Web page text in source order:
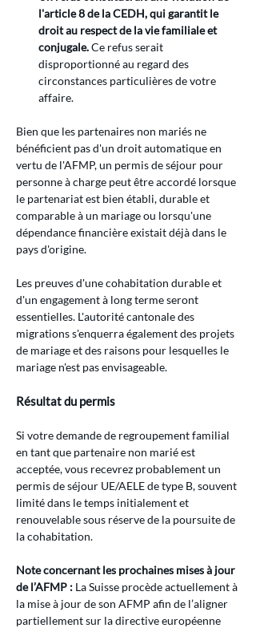
l'article 8 de la CEDH, qui garantit le
droit au respect de la vie familiale et
conjugale. Ce refus serait
disproportionné au regard des
circonstances particulières de votre
affaire.
Bien que les partenaires non mariés ne
bénéficient pas d'un droit automatique en
vertu de l'AFMP, un permis de séjour pour
personne à charge peut être accordé lorsque
le partenariat est bien établi, durable et
comparable à un mariage ou lorsqu'une
dépendance financière existait déjà dans le
pays d'origine.
Les preuves d'une cohabitation durable et
d'un engagement à long terme seront
essentielles. L'autorité cantonale des
migrations s'enquerra également des projets
de mariage et des raisons pour lesquelles le
mariage n'est pas envisageable.
Résultat du permis
Si votre demande de regroupement familial
en tant que partenaire non marié est
acceptée, vous recevrez probablement un
permis de séjour UE/AELE de type B, souvent
limité dans le temps initialement et
renouvelable sous réserve de la poursuite de
la cohabitation.
Note concernant les prochaines mises à jour
de l’AFMP : La Suisse procède actuellement à
la mise à jour de son AFMP afin de l’aligner
partiellement sur la directive européenne